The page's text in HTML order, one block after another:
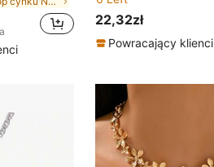
22,32zł
Powracający klienci